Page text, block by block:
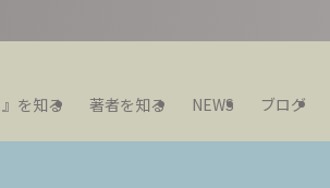
を知る 著者を知る NEWS ブログ
さ。 ヘビ
さ。 ヘビ